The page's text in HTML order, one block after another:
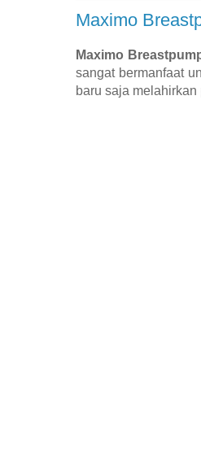
Maximo
Maximo
sangat bermanfaat
baru saja